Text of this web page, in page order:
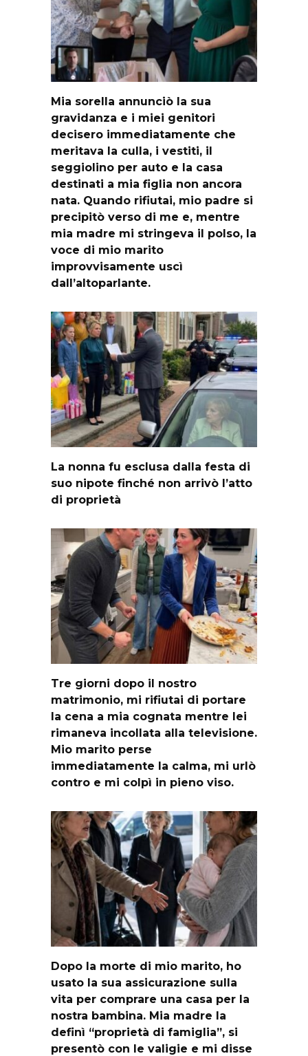
Mia sorella annunciò la sua
gravidanza e i miei genitori
decisero immediatamente che
meritava la culla, i vestiti, il
seggiolino per auto e la casa
destinati a mia figlia non ancora
nata. Quando rifiutai, mio padre si
precipitò verso di me e, mentre
mia madre mi stringeva il polso, la
voce di mio marito
improvvisamente uscì
dall’altoparlante.
La nonna fu esclusa dalla festa di
suo nipote finché non arrivò l’atto
di proprietà
Tre giorni dopo il nostro
matrimonio, mi rifiutai di portare
la cena a mia cognata mentre lei
rimaneva incollata alla televisione.
Mio marito perse
immediatamente la calma, mi urlò
contro e mi colpì in pieno viso.
Dopo la morte di mio marito, ho
usato la sua assicurazione sulla
vita per comprare una casa per la
nostra bambina. Mia madre la
definì “proprietà di famiglia”, si
presentò con le valigie e mi disse